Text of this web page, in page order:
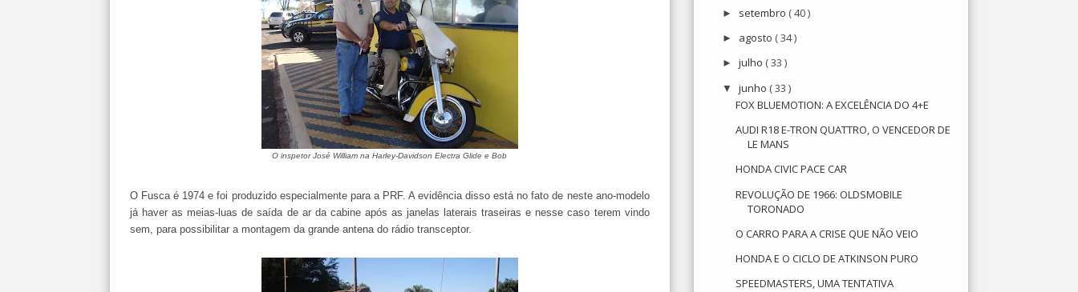
O inspetor José William na Harley-Davidson Electra Glide e Bob
O Fusca é 1974 e foi produzido especialmente para a PRF. A evidência disso está no fato de neste ano-modelo
já haver as meias-luas de saída de ar da cabine após as janelas laterais traseiras e nesse caso terem vindo
sem, para possibilitar a montagem da grande antena do rádio transceptor.
► setembro ( 40 )
► agosto ( 34 )
►julho ( 33 )
▼junho ( 33 )
FOX BLUEMOTION: A EXCELÊNCIA DO 4+E
AUDI R18 E-TRON QUATTRO, O VENCEDOR DE
LE MANS
HONDA CIVIC PACE CAR
REVOLUÇÃO DE 1966: OLDSMOBILE
TORONADO
O CARRO PARA A CRISE QUE NÃO VEIO
HONDA E O CICLO DE ATKINSON PURO
SPEEDMASTERS, UMA TENTATIVA